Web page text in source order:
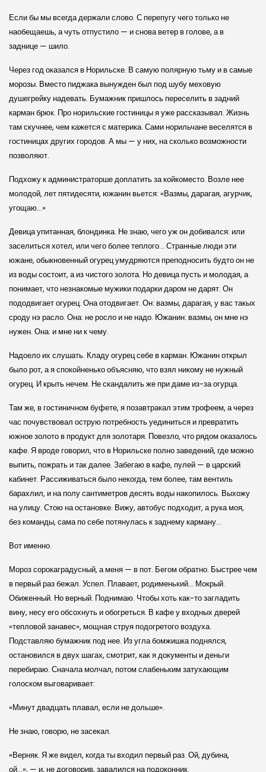
Если бы мы всегда держали слово. С перепугу чего только не
наобещаешь, а чуть отпустило — и снова ветер в голове, а в
заднице — шило.
Через год оказался в Норильске. В самую полярную тьму и в самые
морозы. Вместо пиджака вынужден был под шубу меховую
душегрейку надевать. Бумажник пришлось переселить в задний
карман брюк. Про норильские гостиницы я уже рассказывал. Жизнь
там скучнее, чем кажется с материка. Сами норильчане веселятся в
гостиницах других городов. А мы — у них, на сколько возможности
позволяют.
Подхожу к администраторше доплатить за койкоместо. Возле нее
молодой, лет пятидесяти, южанин вьется: «Вазмы, дарагая, агурчик,
угощаю…»
Девица упитанная, блондинка. Не знаю, чего уж он добивался: или
заселиться хотел, или чего более теплого… Странные люди эти
южане, обыкновенный огурец умудряются преподносить будто он не
из воды состоит, а из чистого золота. Но девица пусть и молодая, а
понимает, что незнакомые мужики подарки даром не дарят. Он
пододвигает огурец. Она отодвигает. Он: вазмы, дарагая, у вас такых
сроду нэ расло. Она: не росло и не надо. Южанин: вазмы, он мне нэ
нужен. Она: и мне ни к чему.
Надоело их слушать. Кладу огурец себе в карман. Южанин открыл
было рот, а я спокойненько объясняю, что взял никому не нужный
огурец. И крыть нечем. Не скандалить же при даме из-за огурца.
Там же, в гостиничном буфете, я позавтракал этим трофеем, а через
час почувствовал острую потребность уединиться и превратить
южное золото в продукт для золотаря. Повезло, что рядом оказалось
кафе. Я вроде говорил, что в Норильске полно заведений, где можно
выпить, пожрать и так далее. Забегаю в кафе, пулей — в царский
кабинет. Рассиживаться было некогда, тем более, там вентиль
барахлил, и на полу сантиметров десять воды накопилось. Выхожу
на улицу. Стою на остановке. Вижу, автобус подходит, а рука моя,
без команды, сама по себе потянулась к заднему карману…
Вот именно.
Мороз сорокаградусный, а меня — в пот. Бегом обратно. Быстрее чем
в первый раз бежал. Успел. Плавает, родименький… Мокрый.
Обиженный. Но верный. Поднимаю. Чтобы хоть как-то загладить
вину, несу его обсохнуть и обогреться. В кафе у входных дверей
«тепловой занавес», мощная струя подогретого воздуха.
Подставляю бумажник под нее. Из угла бомжишка поднялся,
остановился в двух шагах, смотрит, как я документы и деньги
перебираю. Сначала молчал, потом слабеньким затухающим
голоском выговаривает:
«Минут двадцать плавал, если не дольше».
Не знаю, говорю, не засекал.
«Верняк. Я же видел, когда ты входил первый раз. Ой, дубина,
ой…», — и, не договорив, завалился на подоконник.